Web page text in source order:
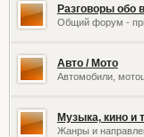
Разговоры обо
Общий форум -
Авто / Мото
Автомобили,
Музыка, кино и
Жанры и